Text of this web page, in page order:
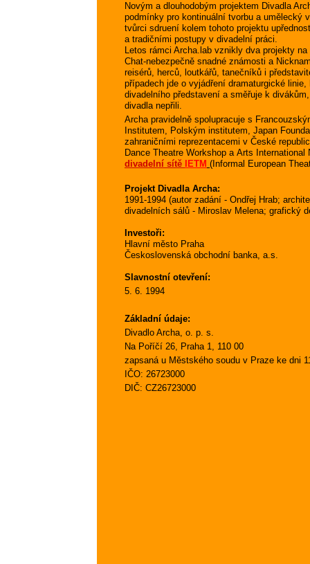
Novým a dlouhodobým projektem Divadla
podmínky pro kontinuální tvorbu a umělecký
tvůrci sdruení kolem tohoto projektu
a tradičními postupy v divadelní práci.
Letos rámci Archa.lab vznikly dva projekty
Chat-nebezpečně snadné známosti a
reisérů, herců, loutkářů, tanečníků i
případech jde o vyjádření dramaturgické linie,
divadelního představení a směřuje k
divadla nepřili.
Archa pravidelně spolupracuje s
Institutem, Polským institutem, Japan
zahraničními reprezentacemi v České
Dance Theatre Workshop a Arts International
divadelní sítě
IETM (Informal European
Projekt Divadla Archa:
1991-1994 (autor zadání - Ondřej Hrab;
divadelních sálů - Miroslav Melena; grafický
Investoři:
Hlavní město Praha
Československá obchodní banka, a.s.
Slavnostní otevření:
5. 6. 1994
Základní údaje:
Divadlo Archa, o. p. s.
Na Poříčí 26, Praha 1, 110 00
zapsaná u Městského soudu v Praze ke dni
IČO: 26723000
DIČ: CZ26723000